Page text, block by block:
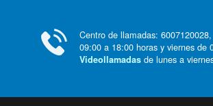
Centro de llamadas:
09:00 a 18:00 horas y viernes de
Videollamadas de lunes a